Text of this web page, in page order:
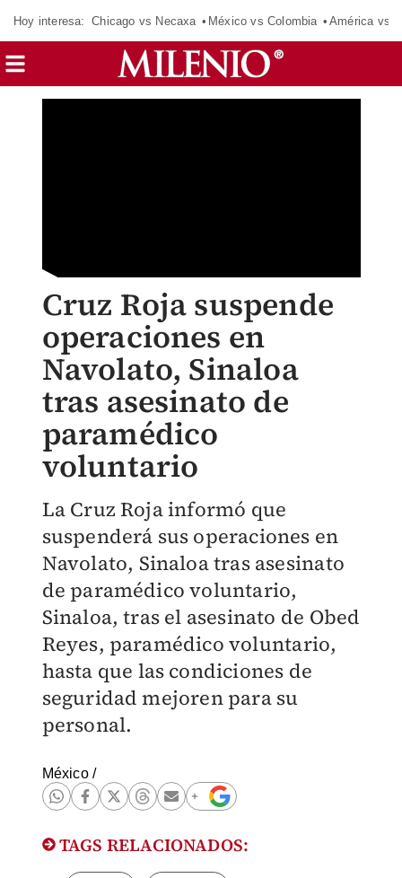
Hoy interesa: Chicago vs Necaxa México vs Colombia América vs
Cruz Roja suspende
operaciones en
Navolato, Sinaloa
tras asesinato de
paramédico
voluntario
La Cruz Roja informó que
suspenderá sus operaciones en
Navolato, Sinaloa tras asesinato
de paramédico voluntario,
Sinaloa, tras el asesinato de Obed
Reyes, paramédico voluntario,
hasta que las condiciones de
seguridad mejoren para su
personal.
México/
TAGS RELACIONADOS: